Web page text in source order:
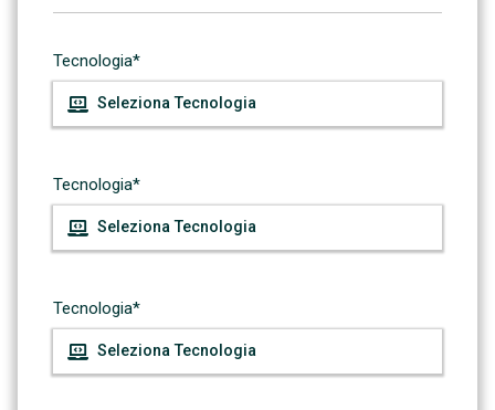
Tecnologia*
Tecnologia*
Tecnologia*